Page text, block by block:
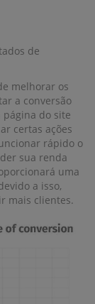
de
melhorar os
a conversão
página do site
certas ações
rápido o
sua renda
uma
a isso,
mais clientes.